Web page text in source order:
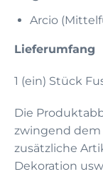
Arcio
Lieferumfang
1 (ein) Stück
Die
zwingend dem
zusätzliche
Dekoration